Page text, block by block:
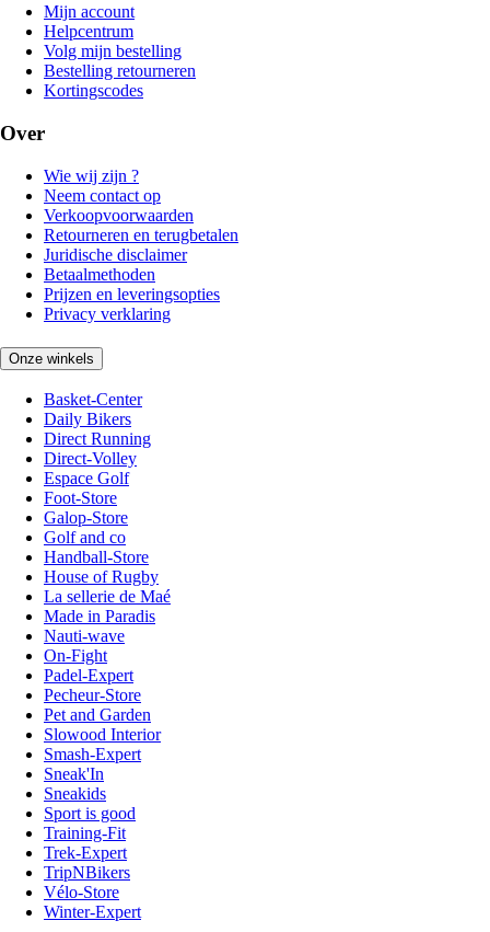
Mijn account
Helpcentrum
Volg mijn bestelling
Bestelling retourneren
Kortingscodes
Over
Wie wij zijn ?
Neem contact op
Verkoopvoorwaarden
Retourneren en terugbetalen
Juridische disclaimer
Betaalmethoden
Prijzen en leveringsopties
Privacy verklaring
Onze winkels
Basket-Center
Daily Bikers
Direct Running
Direct-Volley
Espace Golf
Foot-Store
Galop-Store
Golf and co
Handball-Store
House of Rugby
La sellerie de Maé
Made in Paradis
Nauti-wave
On-Fight
Padel-Expert
Pecheur-Store
Pet and Garden
Slowood Interior
Smash-Expert
Sneak'In
Sneakids
Sport is good
Training-Fit
Trek-Expert
TripNBikers
Vélo-Store
Winter-Expert